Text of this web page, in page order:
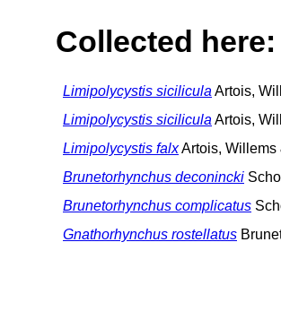
Collected here:
Limipolycystis sicilicula Artois,
Limipolycystis sicilicula Artois,
Limipolycystis falxArtois, Willems
Brunetorhynchus deconincki
Brunetorhynchus complicatus
Gnathorhynchus rostellatus